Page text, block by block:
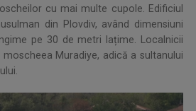
cu mai multe cupole. Edificiul
din Plovdiv, având dimensiuni
pe 30 de metri lațime. Localnicii
Muradiye, adică a sultanului